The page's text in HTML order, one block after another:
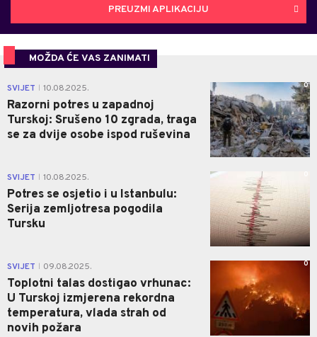
PREUZMI APLIKACIJU
MOŽDA ĆE VAS ZANIMATI
SVIJET 10.08.2025.
Razorni potres u zapadnoj
Turskoj: Srušeno 10 zgrada, traga
se za dvije osobe ispod ruševina
0
SVIJET 10.08.2025.
Potres se osjetio i u Istanbulu:
Serija zemljotresa pogodila
Tursku
SVIJET 09.08.2025.
Toplotni talas dostigao vrhunac:
U Turskoj izmjerena rekordna
temperatura, vlada strah od
novih požara
0